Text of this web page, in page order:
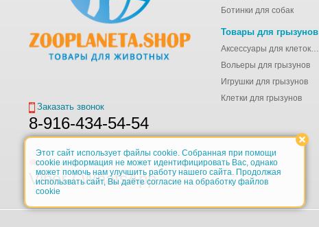
Заказать звонок
8-916-434-54-54
Обратная связь
Viber / WhatsApp
Ботинки для собак
Товары для грызунов
Аксессуары для клеток для грызунов
Вольеры для грызунов
Игрушки для грызунов
Клетки для грызунов
Этот сайт использует файлы cookie. Собранная при помощи
cookie информация не может идентифицировать Вас, однако
может помочь нам улучшить работу нашего сайта. Продолжая
использвать сайт, Вы даёте согласие на обработку файлов
cookie